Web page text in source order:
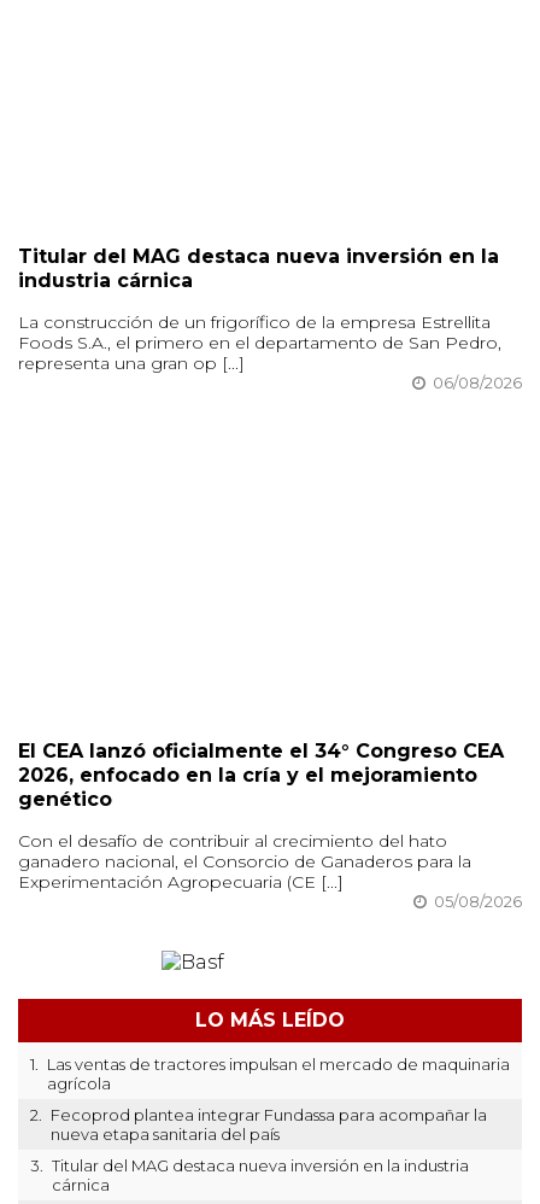
Titular del MAG destaca nueva inversión en la
industria cárnica
La construcción de un frigorífico de la empresa Estrellita
Foods S.A., el primero en el departamento de San Pedro,
representa una gran op [...]
06/08/2026
El CEA lanzó oficialmente el 34° Congreso CEA
2026, enfocado en la cría y el mejoramiento
genético
Con el desafío de contribuir al crecimiento del hato
ganadero nacional, el Consorcio de Ganaderos para la
Experimentación Agropecuaria (CE [...]
05/08/2026
LO MÁS LEÍDO
1.
Las ventas de tractores impulsan el mercado de maquinaria
agrícola
2.
Fecoprod plantea integrar Fundassa para acompañar la
nueva etapa sanitaria del país
3.
Titular del MAG destaca nueva inversión en la industria
cárnica